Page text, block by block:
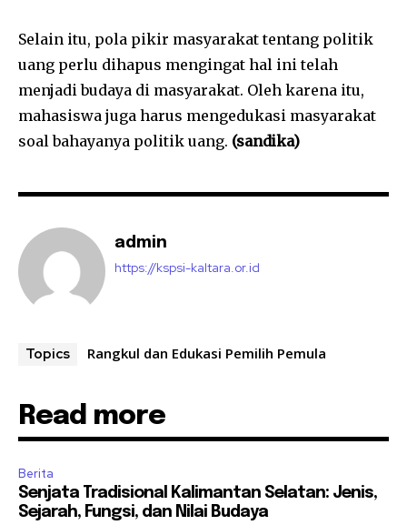
Selain itu, pola pikir masyarakat tentang politik
uang perlu dihapus mengingat hal ini telah
menjadi budaya di masyarakat. Oleh karena itu,
mahasiswa juga harus mengedukasi masyarakat
soal bahayanya politik uang. (sandika)
admin
https://kspsi-kaltara.or.id
Topics Rangkul dan Edukasi Pemilih Pemula
Read more
Berita
Senjata Tradisional Kalimantan Selatan: Jenis,
Sejarah, Fungsi, dan Nilai Budaya